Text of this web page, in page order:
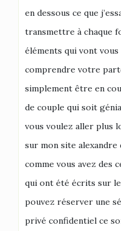
en dessous ce que
transmettre à chaque
éléments qui vont vous
comprendre votre
simplement être en
de couple qui soit
vous voulez aller plus
sur mon site alexandre
comme vous avez des
qui ont été écrits sur
pouvez réserver une
privé confidentiel ce